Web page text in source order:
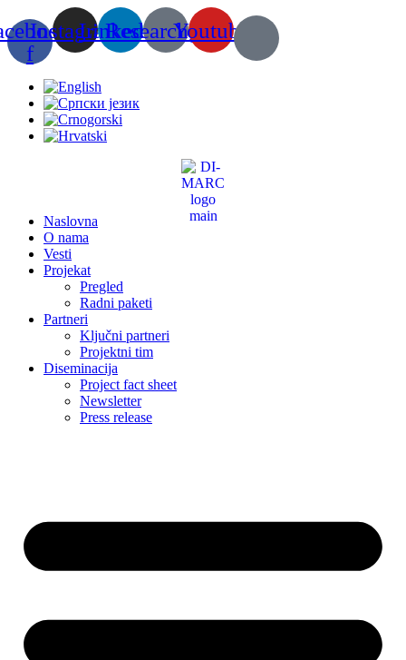
Скочите
на
садржај
f
InstagramLinkedin
Researchgate
Youtube
Naslovna
O nama
Vesti
Projekat
Pregled
Radni paketi
Partneri
Ključni partneri
Projektni tim
Diseminacija
Project fact sheet
Newsletter
Press release